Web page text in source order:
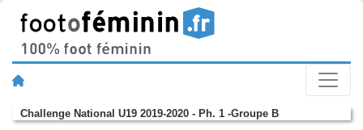
Challenge National U19 2019-2020 - Ph. 1 -Groupe B